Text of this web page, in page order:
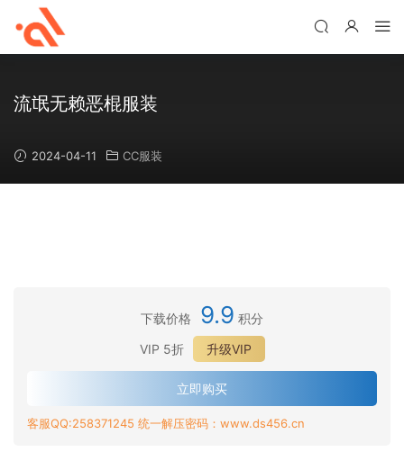
流氓无赖恶棍服装
2024-04-11 CC服装
下载价格 9.9 积分
VIP 5折
升级VIP
立即购买
客服QQ:258371245 统一解压密码：www.ds456.cn